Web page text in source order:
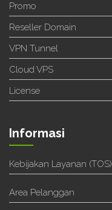
Promo
Reseller Domain
VPN Tunnel
Cloud VPS
License
Informasi
Kebijakan Layanan (TOS)
Area Pelanggan